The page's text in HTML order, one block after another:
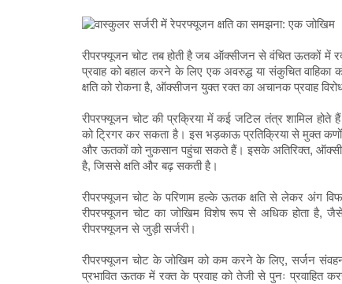
रीपरफ्यूजन चोट तब होती है जब ऑक्सीजन से वंचित ऊतकों में
प्रवाह को बहाल करने के लिए एक अवरुद्ध या संकुचित
क्षति को रोकना है, ऑक्सीजन युक्त रक्त का अचानक प्रवाह
रीपरफ्यूजन चोट की प्रक्रिया में कई जटिल तंत्र शामिल होते
को ट्रिगर कर सकता है। इस भड़काऊ प्रतिक्रिया से मुक्त
और ऊतकों को नुकसान पहुंचा सकते हैं। इसके अतिरिक्त,
है, जिससे क्षति और बढ़ सकती है।
रीपरफ्यूजन चोट के परिणाम हल्के ऊतक क्षति से लेकर अंग
रीपरफ्यूजन चोट का जोखिम विशेष रूप से अधिक होता है,
रीपरफ्यूजन से जुड़ी सर्जरी।
रीपरफ्यूजन चोट के जोखिम को कम करने के लिए, सर्जन संवहनी
प्रभावित ऊतक में रक्त के प्रवाह को तेजी से पुनः प्रवाहित